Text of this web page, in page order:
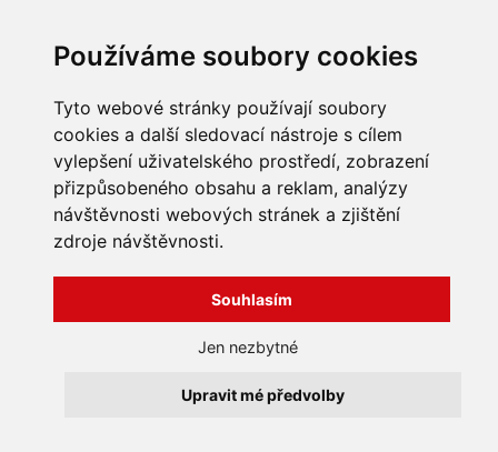
Používáme soubory cookies
Tyto webové stránky používají soubory
cookies a další sledovací nástroje s cílem
vylepšení uživatelského prostředí, zobrazení
přizpůsobeného obsahu a reklam, analýzy
návštěvnosti webových stránek a zjištění
zdroje návštěvnosti.
Souhlasím
Jen nezbytné
Upravit mé předvolby
osobních údajů
O nás
Kontakt
Reklamace, odstoupení od
smlouvy
Všechna práva vyhrazena
Bravura s.r.o. © 2026
profesionální webové stránky: triangl web